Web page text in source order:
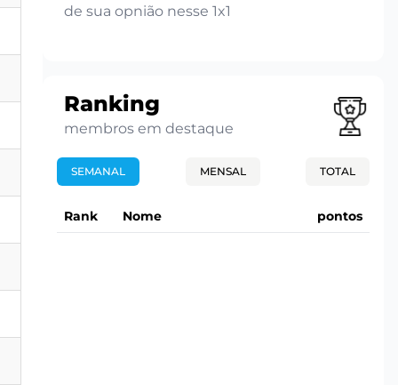
de sua opnião nesse 1x1
Ranking
membros em destaque
SEMANAL MENSAL TOTAL
Rank Nome pontos